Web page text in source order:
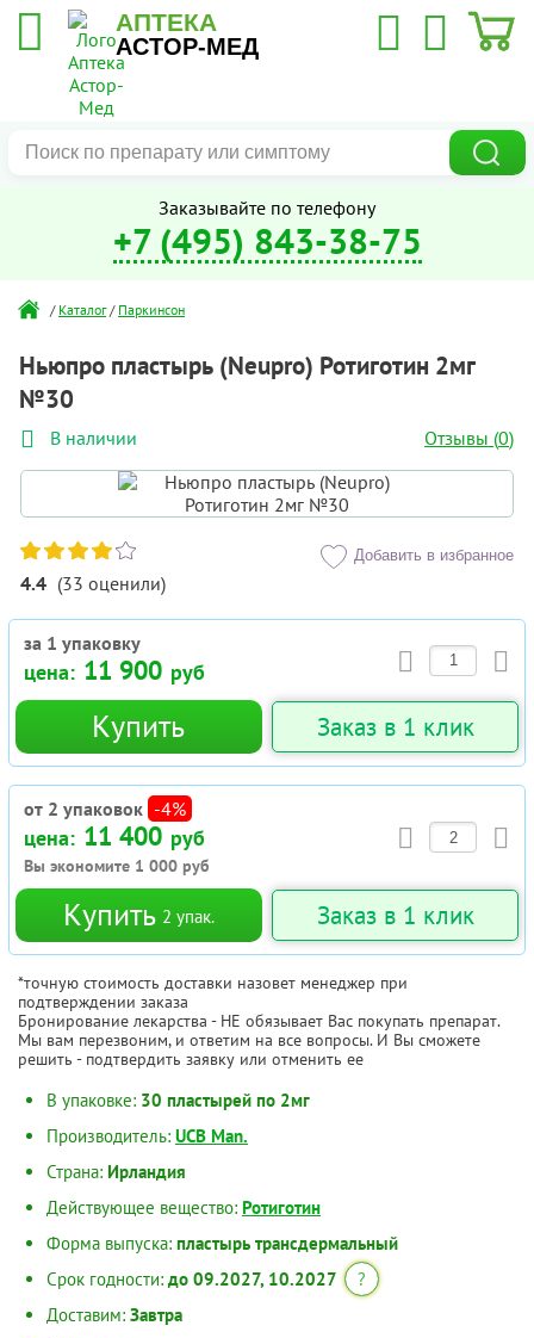
АПТЕКА
АСТОР-МЕД
Заказывайте по телефону
+7 (495) 843-38-75
/ Каталог / Паркинсон
Ньюпро пластырь (Neupro) Ротиготин 2мг
№30
В наличии Отзывы (0)
4.4 (33 оценили)
Добавить в избранное
за 1 упаковку
цена: 11 900 руб
Купить Заказ в 1 клик
от 2 упаковок -4%
цена: 11 400 руб
Вы экономите 1 000 руб
Купить 2 упак. Заказ в 1 клик
*точную стоимость доставки назовет менеджер при
подтверждении заказа
Бронирование лекарства - НЕ обязывает Вас покупать препарат.
Мы вам перезвоним, и ответим на все вопросы. И Вы сможете
решить - подтвердить заявку или отменить ее
В упаковке: 30 пластырей по 2мг
Производитель: UCB Man.
Страна: Ирландия
Действующее вещество: Ротиготин
Форма выпуска: пластырь трансдермальный
Срок годности: до 09.2027, 10.2027
?
Доставим: Завтра